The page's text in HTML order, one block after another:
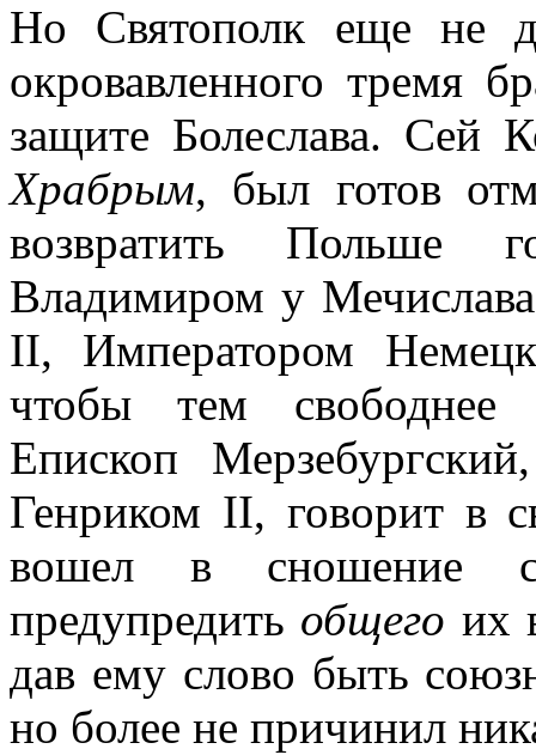
Но Святополк еще не
окровавленного тремя
защите Болеслава. Сей
Храбрым, был готов
возвратить Польше
Владимиром у
II, Императором
чтобы тем свободнее
Епископ
Генриком II, говорит в
вошел в сношение
предупредить общего их
дав ему слово быть
но более не причинил